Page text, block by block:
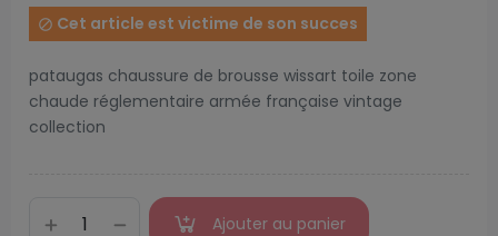
 Cet article est victime de son succes
pataugas chaussure de brousse wissart toile zone
chaude réglementaire armée française vintage
collection
Ajouter au panier